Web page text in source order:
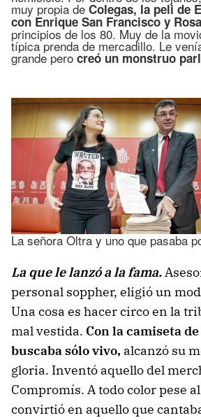
muy propia de Colegas, la peli de
con Enrique San Francisco y
principios de los 80. Muy de la
típica prenda de mercadillo. Le
grande pero creó un monstruo
La señora Oltra y uno que pasaba
La que le lanzó a la fama.
personal soppher, eligió un
Una cosa es hacer circo en la
mal vestida. Con la camiseta
buscaba sólo vivo, alcanzó su
gloria. Inventó aquello del
Compromís. A todo color pese
convirtió en aquello que